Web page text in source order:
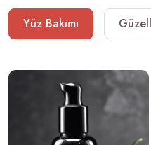
Yüz Bakımı